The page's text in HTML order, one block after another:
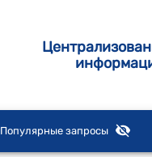
Популярные запросы